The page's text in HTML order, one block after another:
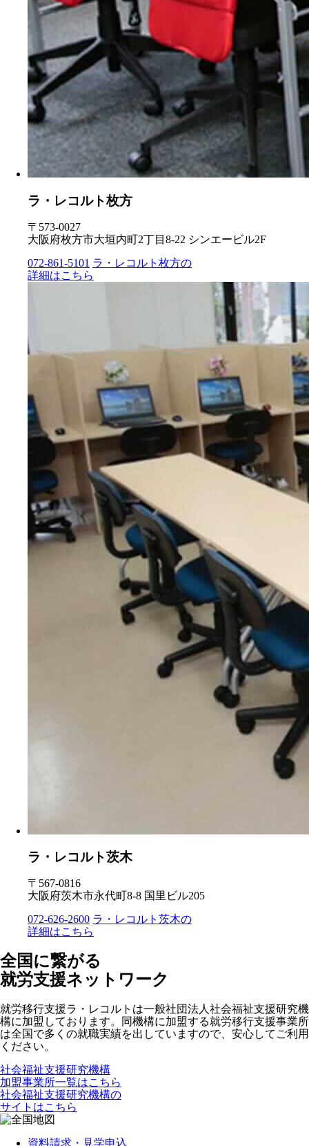
ラ・レコルト枚方
〒573-0027
大阪府枚方市大垣内町2丁目8-22 シンエービル2F
072-861-5101 ラ・レコルト枚方の
詳細はこちら
ラ・レコルト茨木
〒567-0816
大阪府茨木市永代町8-8 国里ビル205
072-626-2600 ラ・レコルト茨木の
詳細はこちら
全国に繋がる
就労支援ネットワーク
就労移行支援ラ・レコルトは一般社団法人社会福祉支援研究機
構に加盟しております。同機構に加盟する就労移行支援事業所
は全国で多くの就職実績を出していますので、安心してご利用
ください。
社会福祉支援研究機構
加盟事業所一覧はこちら
社会福祉支援研究機構の
サイトはこちら
資料請求・見学申込